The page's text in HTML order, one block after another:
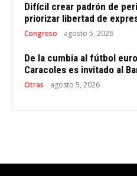
Difícil crear padrón de
priorizar libertad de
Congreso agosto 5, 2026
De la cumbia al fútbol
Caracoles es invitado al
Otras agosto 5, 2026